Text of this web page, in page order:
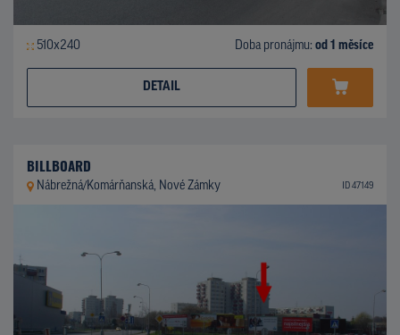
510x240 Doba pronájmu: od 1 měsíce
DETAIL
BILLBOARD
Nábrežná/Komárňanská, Nové Zámky ID 47149